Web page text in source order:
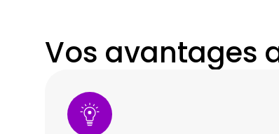
Vos avantages